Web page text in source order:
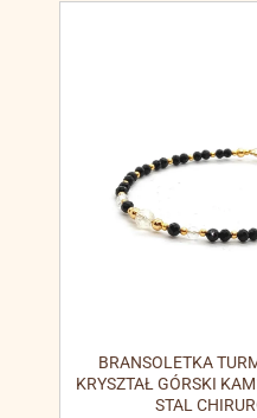
BRANSOLETKA
KRYSZTAŁ GÓRSKI
STAL